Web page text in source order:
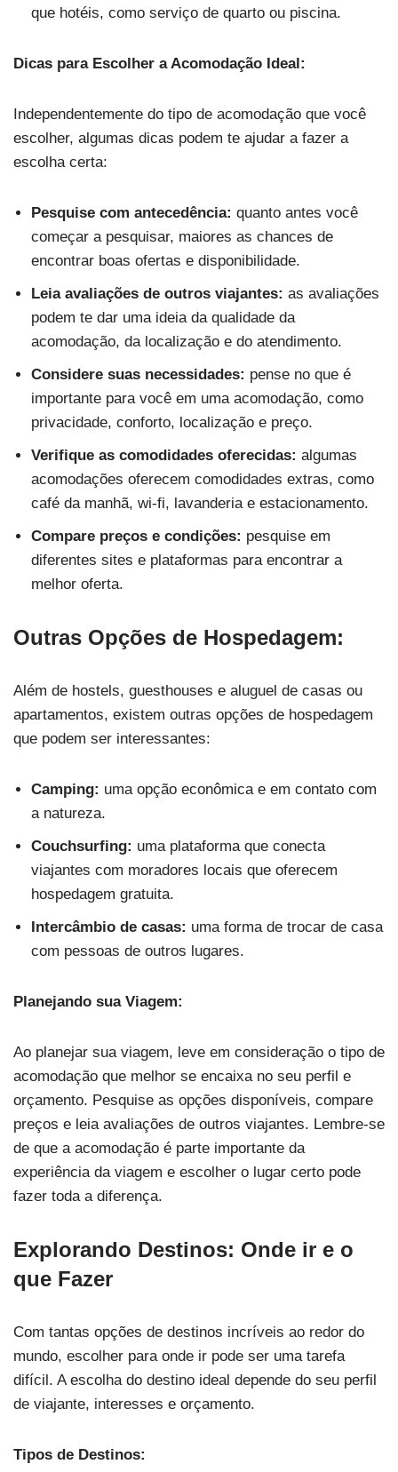
que hotéis, como serviço de quarto ou piscina.
Dicas para Escolher a Acomodação Ideal:
Independentemente do tipo de acomodação que você
escolher, algumas dicas podem te ajudar a fazer a
escolha certa:
Pesquise com antecedência: quanto antes você
começar a pesquisar, maiores as chances de
encontrar boas ofertas e disponibilidade.
Leia avaliações de outros viajantes: as avaliações
podem te dar uma ideia da qualidade da
acomodação, da localização e do atendimento.
Considere suas necessidades: pense no que é
importante para você em uma acomodação, como
privacidade, conforto, localização e preço.
Verifique as comodidades oferecidas: algumas
acomodações oferecem comodidades extras, como
café da manhã, wi-fi, lavanderia e estacionamento.
Compare preços e condições: pesquise em
diferentes sites e plataformas para encontrar a
melhor oferta.
Outras Opções de Hospedagem:
Além de hostels, guesthouses e aluguel de casas ou
apartamentos, existem outras opções de hospedagem
que podem ser interessantes:
Camping: uma opção econômica e em contato com
a natureza.
Couchsurfing: uma plataforma que conecta
viajantes com moradores locais que oferecem
hospedagem gratuita.
Intercâmbio de casas: uma forma de trocar de casa
com pessoas de outros lugares.
Planejando sua Viagem:
Ao planejar sua viagem, leve em consideração o tipo de
acomodação que melhor se encaixa no seu perfil e
orçamento. Pesquise as opções disponíveis, compare
preços e leia avaliações de outros viajantes. Lembre-se
de que a acomodação é parte importante da
experiência da viagem e escolher o lugar certo pode
fazer toda a diferença.
Explorando Destinos: Onde ir e o
que Fazer
Com tantas opções de destinos incríveis ao redor do
mundo, escolher para onde ir pode ser uma tarefa
difícil. A escolha do destino ideal depende do seu perfil
de viajante, interesses e orçamento.
Tipos de Destinos: